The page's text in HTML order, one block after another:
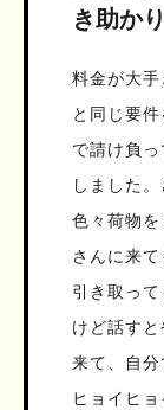
き助か
料金が大
と同じ要
で請け負
しました
色々荷物
さんに来
引き取っ
けど話す
来て、自
ヒョイヒ